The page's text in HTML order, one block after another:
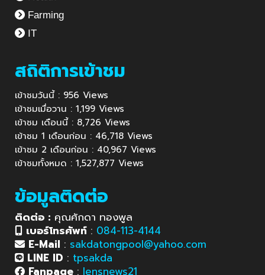
Farming
IT
สถิติการเข้าชม
เข้าชมวันนี้ : 956 Views
เข้าชมเมื่อวาน : 1,199 Views
เข้าชม เดือนนี้ : 8,726 Views
เข้าชม 1 เดือนก่อน : 46,718 Views
เข้าชม 2 เดือนก่อน : 40,967 Views
เข้าชมทั้งหมด : 1,527,877 Views
ข้อมูลติดต่อ
ติดต่อ : คุณศักดา ทองพูล
เบอร์โทรศัพท์ : 084-113-4144
E-Mail : sakdatongpool@yahoo.com
LINE ID : tpsakda
Fanpage : lensnews21